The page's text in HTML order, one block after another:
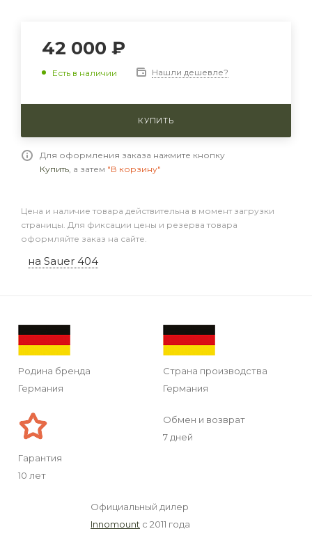
42 000 ₽
Есть в наличии Нашли дешевле?
КУПИТЬ
Для оформления заказа нажмите кнопку
Купить, а затем "В корзину"
Цена и наличие товара действительна в момент загрузки
страницы. Для фиксации цены и резерва товара
оформляйте заказ на сайте.
на Sauer 404
Родина бренда
Германия
Страна производства
Германия
Гарантия
10 лет
Обмен и возврат
7 дней
Официальный дилер
Innomount с 2011 года